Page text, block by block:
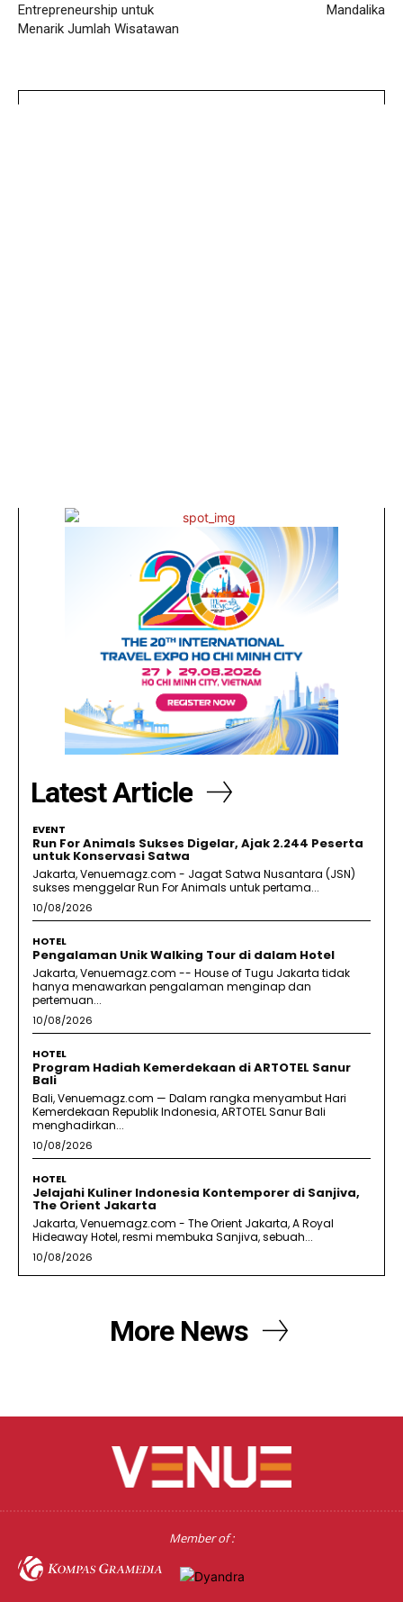
Entrepreneurship untuk
Menarik Jumlah Wisatawan
Mandalika
Latest Article
EVENT
Run For Animals Sukses Digelar, Ajak 2.244 Peserta
untuk Konservasi Satwa
Jakarta, Venuemagz.com - Jagat Satwa Nusantara (JSN)
sukses menggelar Run For Animals untuk pertama...
10/08/2026
HOTEL
Pengalaman Unik Walking Tour di dalam Hotel
Jakarta, Venuemagz.com -- House of Tugu Jakarta tidak
hanya menawarkan pengalaman menginap dan
pertemuan...
10/08/2026
HOTEL
Program Hadiah Kemerdekaan di ARTOTEL Sanur
Bali
Bali, Venuemagz.com — Dalam rangka menyambut Hari
Kemerdekaan Republik Indonesia, ARTOTEL Sanur Bali
menghadirkan...
10/08/2026
HOTEL
Jelajahi Kuliner Indonesia Kontemporer di Sanjiva,
The Orient Jakarta
Jakarta, Venuemagz.com - The Orient Jakarta, A Royal
Hideaway Hotel, resmi membuka Sanjiva, sebuah...
10/08/2026
More News
Member of :